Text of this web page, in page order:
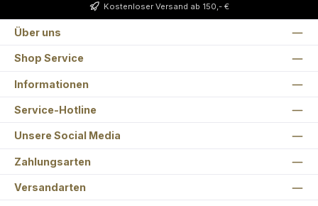
Kostenloser Versand ab 150,- €
Über uns
Shop Service
Informationen
Service-Hotline
Unsere Social Media
Zahlungsarten
Versandarten